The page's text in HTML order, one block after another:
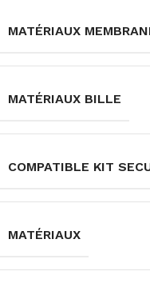
MATÉRIAUX
MATÉRIAUX BILLE
COMPATIBLE KIT
MATÉRIAUX